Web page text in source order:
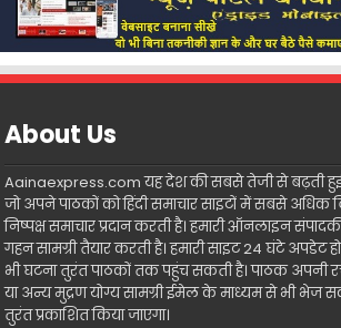
About Us
Aainaexpress.com यह देश की सबसे तेजी से बढ़ती हुई
जो अपने पाठकों को हिंदी समाचार साइटों में सबसे अधिक
निष्पक्ष समाचार प्रदान करती है। हमारी ऑनलाइन
गहन सामग्री तैयार करती है। हमारी साइट 24 घंटे अपडेट
भी घटना तुरंत पाठकों तक पहुंच सकती है। पाठक अपनी
या अन्य मुद्रण योग्य सामग्री ईमेल के माध्यम से भी भेज
तुरंत प्रकाशित किया जाएगा।